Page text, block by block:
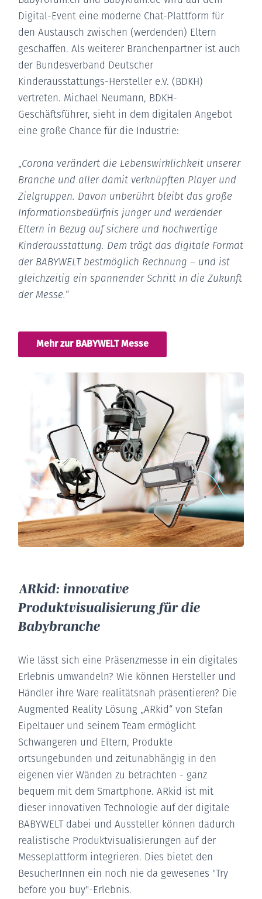
Digital-Event eine moderne Chat-Plattform für
den Austausch zwischen (werdenden) Eltern
geschaffen. Als weiterer Branchenpartner ist auch
der Bundesverband Deutscher
Kinderausstattungs-Hersteller e.V. (BDKH)
vertreten. Michael Neumann, BDKH-
Geschäftsführer, sieht in dem digitalen Angebot
eine große Chance für die Industrie:
„Corona verändert die Lebenswirklichkeit unserer
Branche und aller damit verknüpften Player und
Zielgruppen. Davon unberührt bleibt das große
Informationsbedürfnis junger und werdender
Eltern in Bezug auf sichere und hochwertige
Kinderausstattung. Dem trägt das digitale Format
der BABYWELT bestmöglich Rechnung – und ist
gleichzeitig ein spannender Schritt in die Zukunft
der Messe.“
Mehr zur BABYWELT Messe
ARkid: innovative
Produktvisualisierung für die
Babybranche
Wie lässt sich eine Präsenzmesse in ein digitales
Erlebnis umwandeln? Wie können Hersteller und
Händler ihre Ware realitätsnah präsentieren? Die
Augmented Reality Lösung „ARkid“ von Stefan
Eipeltauer und seinem Team ermöglicht
Schwangeren und Eltern, Produkte
ortsungebunden und zeitunabhängig in den
eigenen vier Wänden zu betrachten - ganz
bequem mit dem Smartphone. ARkid ist mit
dieser innovativen Technologie auf der digitale
BABYWELT dabei und Aussteller können dadurch
realistische Produktvisualisierungen auf der
Messeplattform integrieren. Dies bietet den
BesucherInnen ein noch nie da gewesenes "Try
before you buy"-Erlebnis.